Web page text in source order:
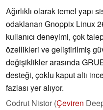
Ağırlıklı olarak temel yapı
odaklanan Gnoppix Linux
kullanıcı deneyimi, çok
özellikleri ve geliştirilmiş
değişiklikler arasında
desteği, çoklu kaput altı
fazlası yer alıyor.
Codrut Nistor (Çeviren